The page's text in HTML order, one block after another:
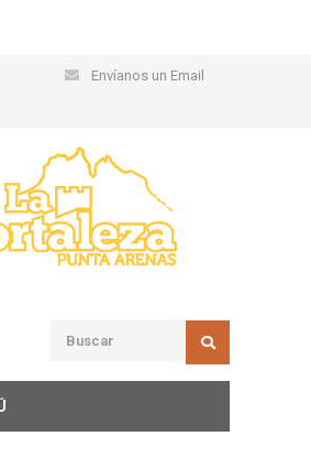
Envíanos un Email